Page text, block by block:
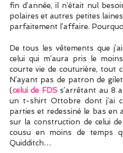
fin d’année, il n’était nul
polaires et autres petites
parfaitement l’affaire.
De tous les vêtements que
celui qui m’aura pris le
courte vie de couturière, tout
N’ayant pas de patron de
(celui de FDSs’arrêtant au 8
un t-shirt Ottobre dont j’ai
parties et redessiné le bas en
sur la construction de celui
cousu en moins de temps
Quidditch…